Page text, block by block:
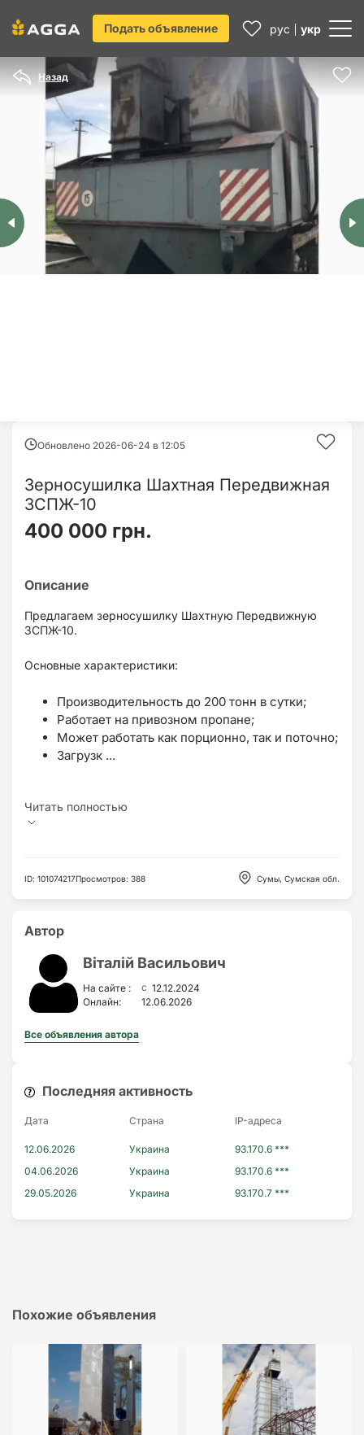
Подать объявление рус укр
Назад
Обновлено 2026-06-24 в 12:05
Зерносушилка Шахтная Передвижная
ЗСПЖ-10
400 000 грн.
Предлагаем зерносушилку Шахтную Передвижную
ЗСПЖ-10.
Основные характеристики:
Производительность до 200 тонн в сутки;
Работает на привозном пропане;
Может работать как порционно, так и поточно;
Загрузк ...
ID: 101074217Просмотров: 388 Сумы, Сумская обл.
Автор
Віталій Васильович
На сайте : c 12.12.2024
Онлайн:
12.06.2026
Все объявления автора
Последняя активность
Дата Страна IP-адресa
12.06.2026 Украина
93.170.6 ***
04.06.2026
Украина
93.170.6 ***
29.05.2026
Украина 93.170.7 ***
Похожие объявления